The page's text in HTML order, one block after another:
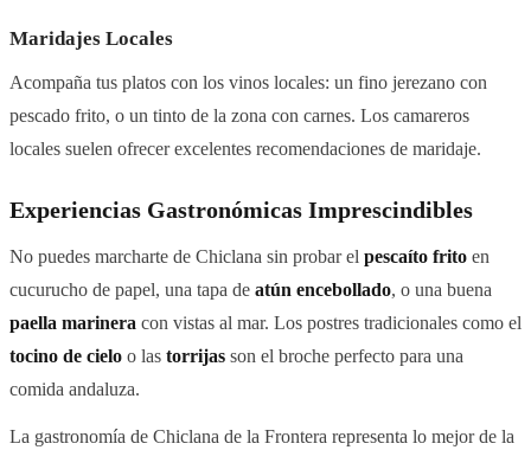
Maridajes Locales
Acompaña tus platos con los vinos locales: un fino jerezano con
pescado frito, o un tinto de la zona con carnes. Los camareros
locales suelen ofrecer excelentes recomendaciones de maridaje.
Experiencias Gastronómicas Imprescindibles
No puedes marcharte de Chiclana sin probar el pescaíto frito en
cucurucho de papel, una tapa de atún encebollado, o una buena
paella marinera con vistas al mar. Los postres tradicionales como el
tocino de cielo o las torrijas son el broche perfecto para una
comida andaluza.
La gastronomía de Chiclana de la Frontera representa lo mejor de la